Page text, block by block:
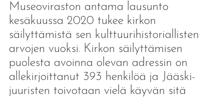
Museoviraston antama lausunto
kesäkuussa 2020 tukee kirkon
säilyttämistä sen kulttuurihistoriallisten
arvojen vuoksi. Kirkon säilyttämisen
puolesta avoinna olevan adressin on
allekirjoittanut 393 henkilöä ja Jääski-
juuristen toivotaan vielä käyvän sitä